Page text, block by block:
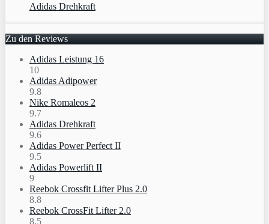
Adidas Drehkraft
Zu den Reviews
Adidas Leistung 16
10
Adidas Adipower
9.8
Nike Romaleos 2
9.7
Adidas Drehkraft
9.6
Adidas Power Perfect II
9.5
Adidas Powerlift II
9
Reebok Crossfit Lifter Plus 2.0
8.8
Reebok CrossFit Lifter 2.0
8.5